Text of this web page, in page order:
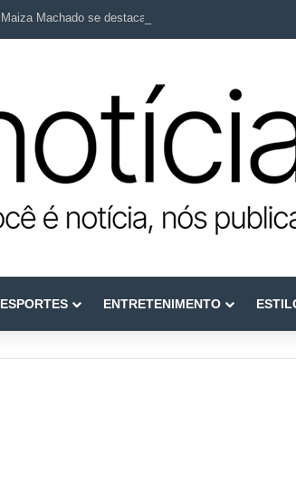
Maiza Machado se destaca como referência em terapia
ESPORTES ENTRETENIMENTO